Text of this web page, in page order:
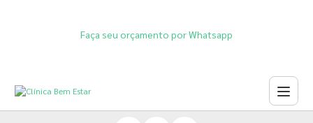
Faça seu orçamento por Whatsapp